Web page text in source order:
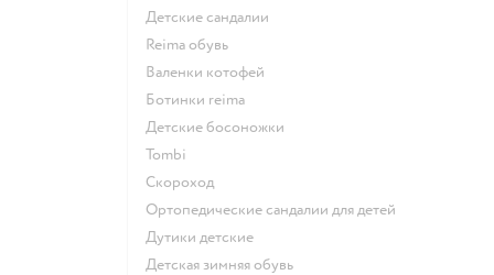
Детские сандалии
Reima обувь
Валенки котофей
Ботинки reima
Детские босоножки
Tombi
Скороход
Ортопедические сандалии для детей
Дутики детские
Детская зимняя обувь